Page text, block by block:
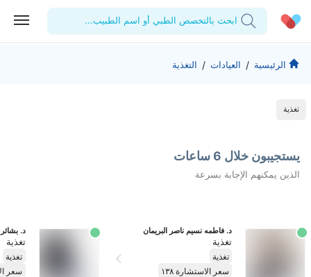
ابحث بالتخصص الطبي أو اسم الطبيب...
الحساب الشخصي
اختبارات المعمل
الشركة
المقالات الطبية
الرئيسية / العيادات / التغذية
تغذية
يستجيبون خلال 6 ساعات
الذين يمكنهم الإجابة بسرعة
د. فاطمه نسيم ناصر البريمان
تغذية
تغذية
سعر الاستشارة ١٣٨
د.
تغذية
تغذية
سعر